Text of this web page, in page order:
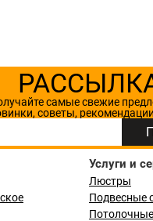
самые свежие
советы, рекомендации
Услуги и
Люстры
Подвесные